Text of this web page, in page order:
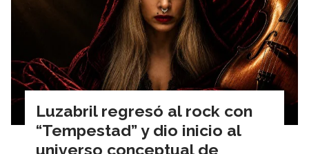
Luzabril regresó al rock con
“Tempestad” y dio inicio al
universo conceptual de